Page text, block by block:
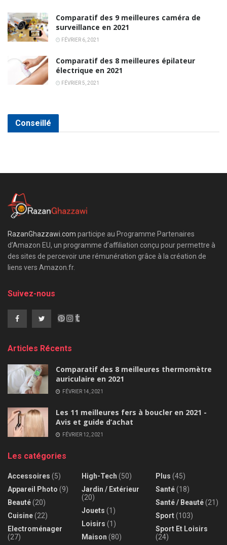
Comparatif des 9 meilleures caméra de
surveillance en 2021
FÉVRIER 6, 2021
Comparatif des 8 meilleures épilateur
électrique en 2021
FÉVRIER 5, 2021
Conseillé
RazanGhazzawi.com participe au Programme Partenaires
d’Amazon EU, un programme d’affiliation conçu pour permettre à
des sites de percevoir une rémunération grâce à la création de
liens vers Amazon.fr.
Suivez-nous
Articles Récents
Comparatif des 8 meilleures thermomètre
auriculaire en 2021
FÉVRIER 14, 2021
Les 11 meilleures fers à boucler en 2021 -
Avis et guide d’achat
FÉVRIER 12, 2021
Les catégories
Accessoires (5)
Appareil Photo (9)
Beauté(20)
Cuisine(22)
Electroménager
(27)
High-Tech (50)
Jardin / Extérieur
(20)
Jouets (1)
Loisirs (1)
Maison (80)
Plus (45)
Santé(18)
Santé / Beauté(21)
Sport(103)
Sport Et Loisirs
(24)